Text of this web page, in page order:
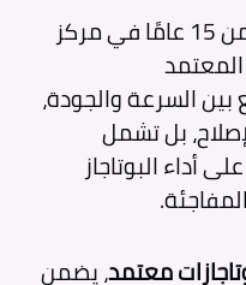
مهندسون بخبرة تمتد لأكثر من 15 عامًا في مركز
السرعة والجودة،
بل تشمل
أداء البوتاجاز
معتمد، يضمن